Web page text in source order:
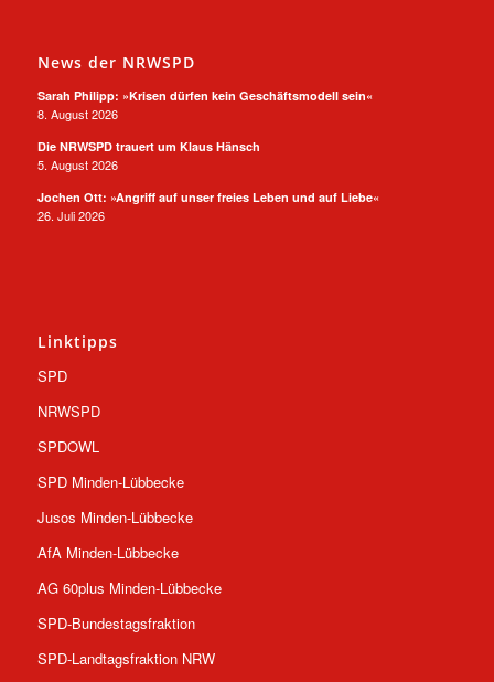
News der NRWSPD
Sarah Philipp: »Krisen dürfen kein Geschäftsmodell sein«
8. August 2026
Die NRWSPD trauert um Klaus Hänsch
5. August 2026
Jochen Ott: »Angriff auf unser freies Leben und auf Liebe«
26. Juli 2026
Linktipps
SPD
NRWSPD
SPDOWL
SPD Minden-Lübbecke
Jusos Minden-Lübbecke
AfA Minden-Lübbecke
AG 60plus Minden-Lübbecke
SPD-Bundestagsfraktion
SPD-Landtagsfraktion NRW